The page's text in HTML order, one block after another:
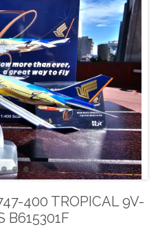
400 TROPICAL 9V-
B615301F